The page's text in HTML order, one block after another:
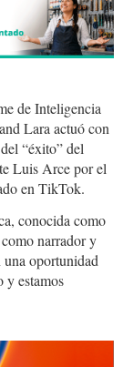
de Inteligencia
Lara actuó con
“éxito” del
Luis Arce por el
en TikTok.
conocida como
narrador y
oportunidad
y estamos